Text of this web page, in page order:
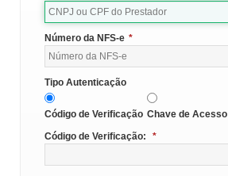
Número da NFS-e *
Tipo Autenticação
Código de Verificação Chave de Acesso
Código de Verificação:
*